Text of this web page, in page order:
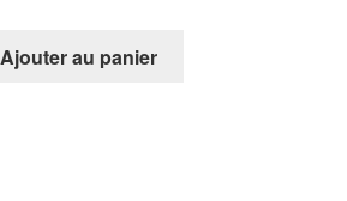
Ajouter au panier